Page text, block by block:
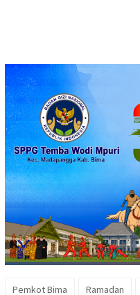
Pemkot Bima Ramadan